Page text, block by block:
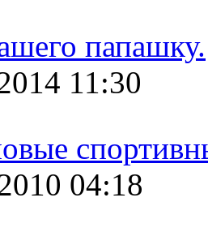
папашку.
11:30
04:18